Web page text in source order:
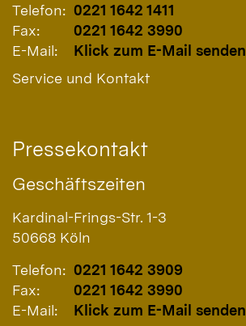
Telefon: 0221 1642 1411
Fax:
0221 1642 3990
E-Mail:
Klick zum E-Mail senden
Service und Kontakt
Pressekontakt
Geschäftszeiten
Kardinal-Frings-Str. 1-3
50668 Köln
Telefon: 0221 1642 3909
Fax:
0221 1642 3990
E-Mail:
Klick zum E-Mail senden